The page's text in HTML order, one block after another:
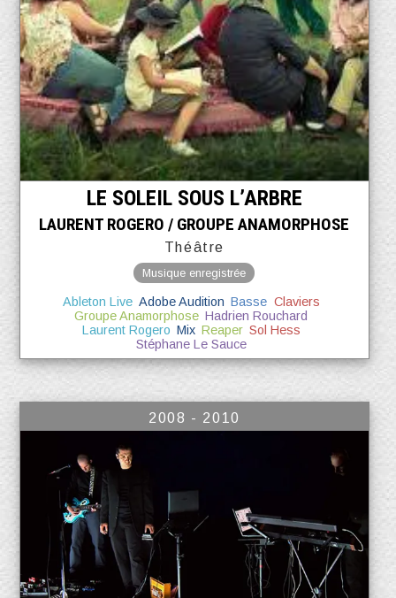
LE SOLEIL SOUS L’ARBRE
LAURENT ROGERO / GROUPE ANAMORPHOSE
Théâtre
Musique enregistrée
Ableton Live Adobe Audition Basse Claviers
Groupe Anamorphose Hadrien Rouchard
Laurent Rogero Mix Reaper Sol Hess
Stéphane Le Sauce
2008 - 2010